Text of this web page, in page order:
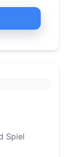
Spiel